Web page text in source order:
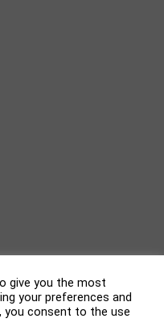
give you the most
your preferences and
you consent to the use